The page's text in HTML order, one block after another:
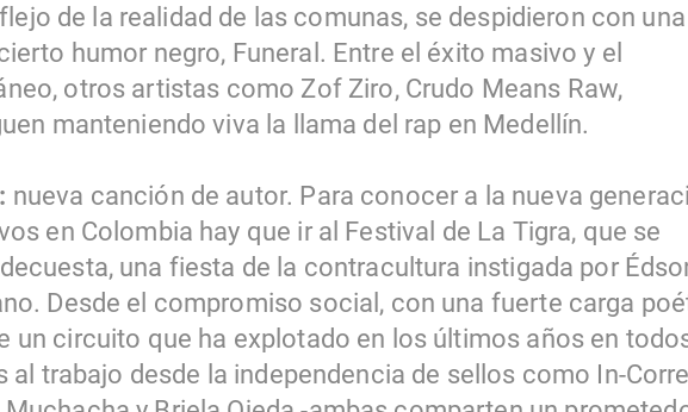
de la realidad de las comunas, se despidieron con una
humor negro, Funeral. Entre el éxito masivo y el
otros artistas como Zof Ziro, Crudo Means Raw,
manteniendo viva la llama del rap en Medellín.
nueva canción de autor. Para conocer a la nueva
en Colombia hay que ir al Festival de La Tigra, que se
una fiesta de la contracultura instigada por
Desde el compromiso social, con una fuerte carga
un circuito que ha explotado en los últimos años en
al trabajo desde la independencia de sellos como In-